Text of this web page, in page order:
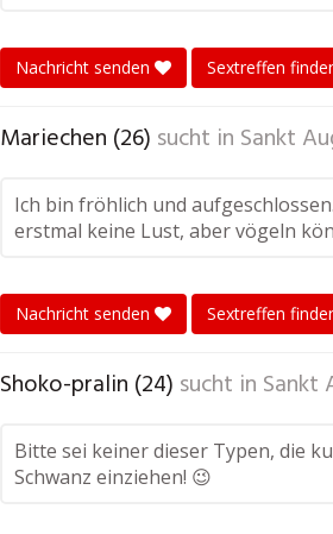
Nachricht senden Sextreffen
Mariechen (26) sucht in Sankt
Ich bin fröhlich und
erstmal keine Lust, aber vögeln
Nachricht senden Sextreffen
Shoko-pralin (24) sucht in Sankt
Bitte sei keiner dieser Typen, die
Schwanz einziehen! 😉